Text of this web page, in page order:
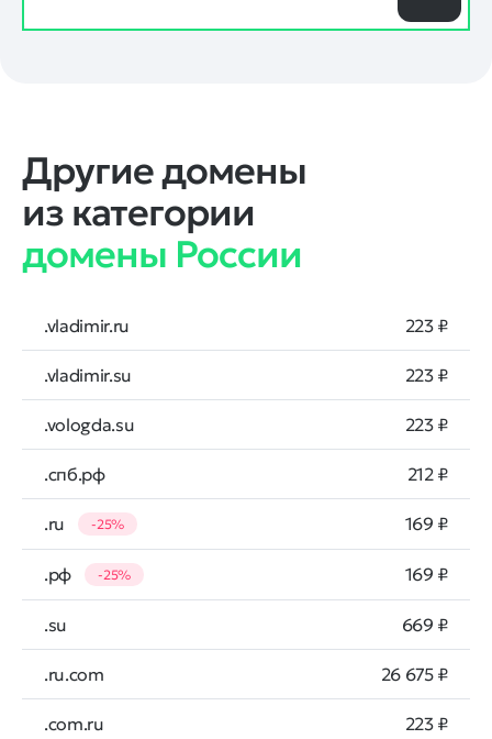
Другие домены
из категории
домены России
.vladimir.ru 223 ₽
.vladimir.su 223 ₽
.vologda.su 223 ₽
.спб.рф 212 ₽
.ru -25% 169 ₽
.рф -25% 169 ₽
.su 669 ₽
.ru.com 26 675 ₽
.com.ru 223 ₽